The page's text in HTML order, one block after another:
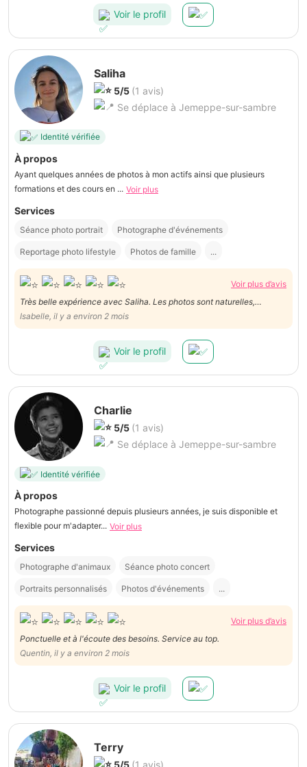
Voir le profil
Saliha
5/5 (1 avis)
Se déplace à Jemeppe-sur-sambre
Identité vérifiée
À propos
Ayant quelques années de photos à mon actifs ainsi que plusieurs
formations et des cours en ... Voir plus
Services
Séance photo portrait Photographe d'événements
Reportage photo lifestyle Photos de famille ...
Voir plus d’avis
Très belle expérience avec Saliha. Les photos sont naturelles,
lumineuses et capturent parfaitement l’ambiance du défilé. Travail
professionnel et très beau résultat 😊
Isabelle, il y a environ 2 mois
Voir le profil
Charlie
5/5 (1 avis)
Se déplace à Jemeppe-sur-sambre
Identité vérifiée
À propos
Photographe passionné depuis plusieurs années, je suis disponible et
flexible pour m'adapter... Voir plus
Services
Photographe d'animaux Séance photo concert
Portraits personnalisés Photos d'événements ...
Voir plus d’avis
Ponctuelle et à l'écoute des besoins. Service au top.
Quentin, il y a environ 2 mois
Voir le profil
Terry
5/5 (1 avis)